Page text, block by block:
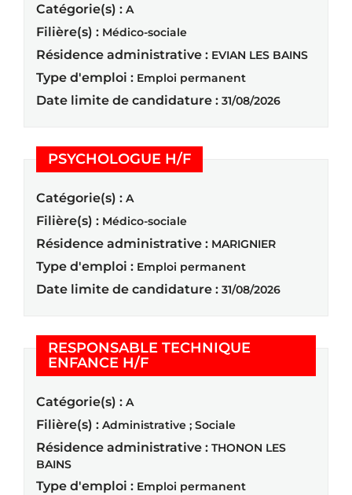
Catégorie(s) : A
Filière(s) : Médico-sociale
Résidence administrative : EVIAN LES BAINS
Type d'emploi : Emploi permanent
Date limite de candidature : 31/08/2026
PSYCHOLOGUE H/F(Nouvelle fenêtre)
Catégorie(s) : A
Filière(s) : Médico-sociale
Résidence administrative : MARIGNIER
Type d'emploi : Emploi permanent
Date limite de candidature : 31/08/2026
RESPONSABLE TECHNIQUE
ENFANCE H/F(Nouvelle fenêtre)
Catégorie(s) : A
Filière(s) : Administrative ; Sociale
Résidence administrative : THONON LES
BAINS
Type d'emploi : Emploi permanent